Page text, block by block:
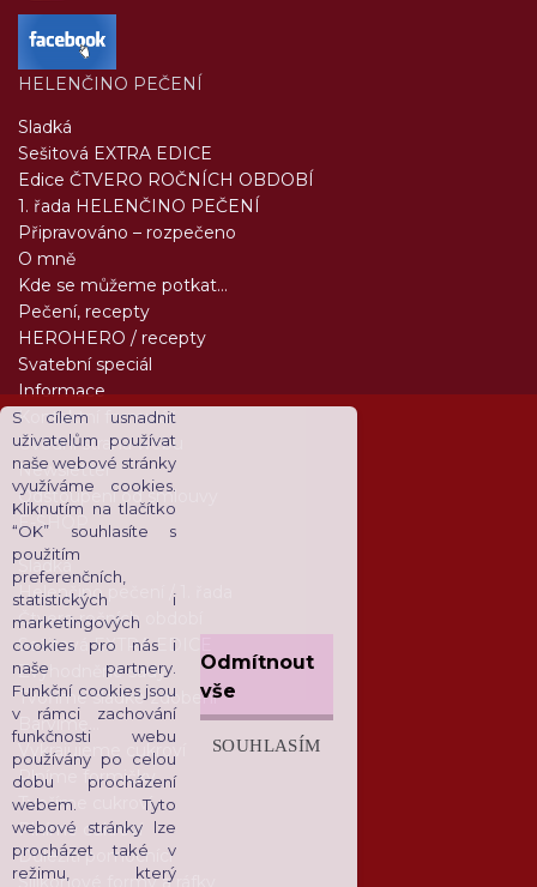
S cílem usnadnit
uživatelům používat
naše webové stránky
využíváme cookies.
Kliknutím na tlačítko
“OK” souhlasíte s
použitím
preferenčních,
statistických i
marketingových
cookies pro nás i
naše partnery.
Funkční cookies jsou
v rámci zachování
funkčnosti webu
používány po celou
dobu procházení
webem. Tyto
webové stránky lze
procházet také v
režimu, který
Odmítnout
vše
SOUHLASÍM
HELENČINO PEČENÍ
Sladká
Sešitová EXTRA EDICE
Edice ČTVERO ROČNÍCH OBDOBÍ
1. řada HELENČINO PEČENÍ
Připravováno – rozpečeno
O mně
Kde se můžeme potkat...
Pečení, recepty
HEROHERO / recepty
Svatební speciál
Informace
Kontaktní formulář
Úvodní strana webu
Newsletter
Odstoupení od smlouvy
E-SHOP
Sladká
Helenčino pečení / 1. řada
Čtvero ročních období
Sešitová EXTRA EDICE
Zvýhodněné sady
Tvoříme sladké zdobení
Barvíme...
Vykrajujeme cukroví
Plníme formičky
Tvoříme cukroví
Plníme cukroví
Důležití pomocníci
Silikonové formy a ráfky